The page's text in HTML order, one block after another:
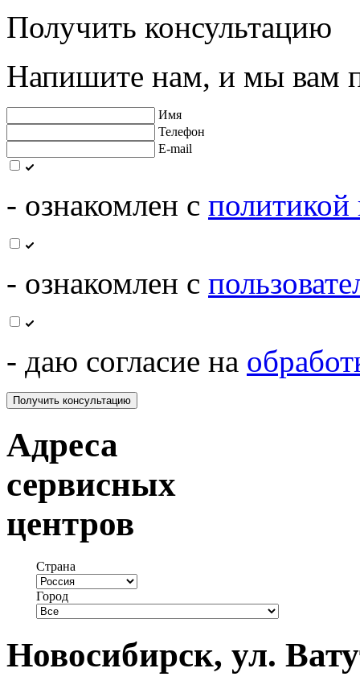
Получить консультацию
Напишите нам, и мы вам
Имя
Телефон
E-mail
- ознакомлен с
- ознакомлен с
- даю согласие на
Адреса
сервисных
центров
Страна
Город
Новосибирск, ул.